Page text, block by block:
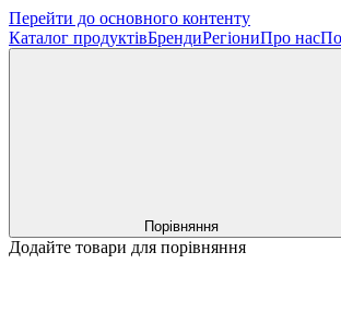
Перейти до основного контенту
Каталог продуктівБрендиРегіониПро нас
Порівняння
Додайте товари для порівняння